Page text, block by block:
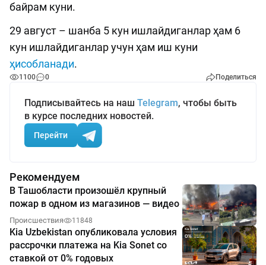
байрам куни.
29 август – шанба 5 кун ишлайдиганлар ҳам 6
кун ишлайдиганлар учун ҳам иш куни
ҳисобланади.
1100 0 Поделиться
Подписывайтесь на наш Telegram, чтобы быть
в курсе последних новостей.
Перейти
Рекомендуем
В Ташобласти произошёл крупный
пожар в одном из магазинов — видео
Происшествия 11848
Kia Uzbekistan опубликовала условия
рассрочки платежа на Kia Sonet со
ставкой от 0% годовых